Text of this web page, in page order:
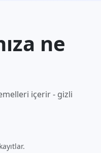
ne
içerir - gizli